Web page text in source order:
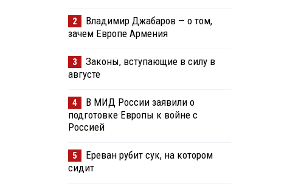
2
Владимир Джабаров — о том,
зачем Европе Армения
3
Законы, вступающие в силу в
августе
4
В МИД России заявили о
подготовке Европы к войне с
Россией
5
Ереван рубит сук, на котором
сидит